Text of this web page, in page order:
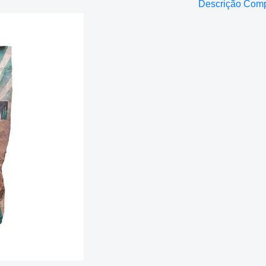
Descrição